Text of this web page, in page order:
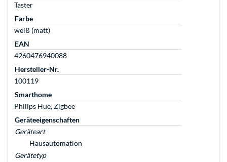
Taster
Farbe
weiß (matt)
EAN
4260476940088
Hersteller-Nr.
100119
Smarthome
Philips Hue, Zigbee
Geräteeigenschaften
Geräteart
Hausautomation
Gerätetyp